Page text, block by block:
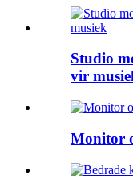
Studio
vir
Monitor